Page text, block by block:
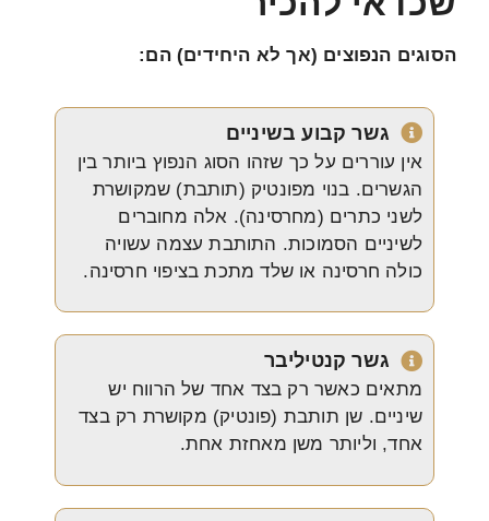
הסוגים הנפוצים (אך לא היחידים) הם:
גשר קבוע בשיניים
אין עוררים על כך שזהו הסוג הנפוץ ביותר בין
הגשרים. בנוי מפונטיק (תותבת) שמקושרת
לשני כתרים (מחרסינה). אלה מחוברים
לשיניים הסמוכות. התותבת עצמה עשויה
כולה חרסינה או שלד מתכת בציפוי חרסינה.
גשר קנטיליבר
מתאים כאשר רק בצד אחד של הרווח יש
שיניים. שן תותבת (פונטיק) מקושרת רק בצד
אחד, וליותר משן מאחזת אחת.